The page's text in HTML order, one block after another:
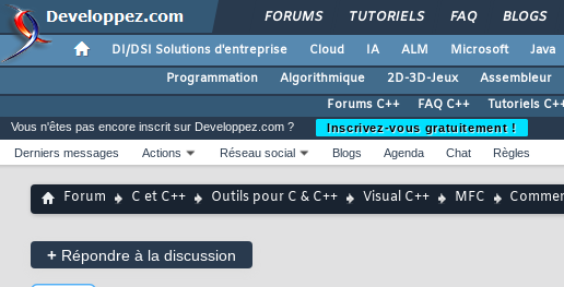
FORUMS TUTORIELS FAQ BLOGS
DI/DSI Solutions d'entreprise Cloud IA ALM Microsoft Java
Programmation
Algorithmique 2D-3D-Jeux Assembleur
Forums C++
FAQ C++ Tutoriels
Vous n'êtes pas encore inscrit sur Developpez.com ?
Inscrivez-vous gratuitement !
Derniers messages
Actions Réseau social Blogs Agenda Chat Règles
Forum C et C++ Outils pour C & C++ Visual C++ MFC
+ Répondre à la discussion